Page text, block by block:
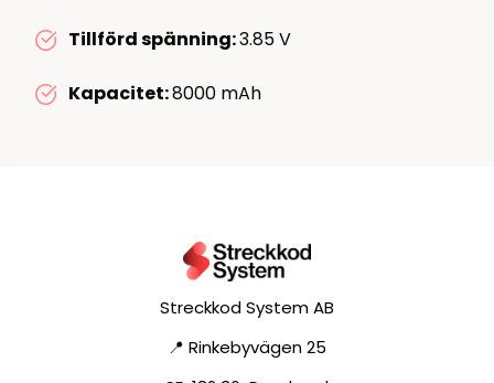
Tillförd spänning:3.85 V
Kapacitet:8000 mAh
Streckkod System AB
📍 Rinkebyvägen 25